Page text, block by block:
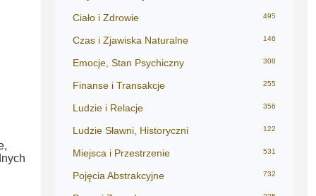
Ciało i Zdrowie 495
Czas i Zjawiska Naturalne 146
Emocje, Stan Psychiczny 308
Finanse i Transakcje 255
Ludzie i Relacje 356
Ludzie Sławni, Historyczni 122
Miejsca i Przestrzenie 531
Pojęcia Abstrakcyjne 732